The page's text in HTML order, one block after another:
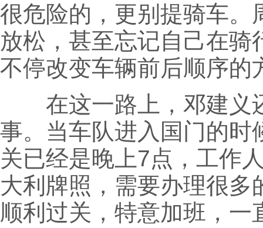
很危险的，更别提骑车。
放松，甚至忘记自己在骑
不停改变车辆前后顺序的
在这一路上，邓建义
事。当车队进入国门的时
关已经是晚上7点，工作
大利牌照，需要办理很
顺利过关，特意加班，一